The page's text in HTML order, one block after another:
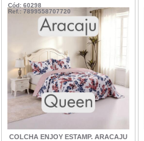
Cód: 60298
Ref.: 7899558707720
COLCHA ENJOY ESTAMP. ARACAJU